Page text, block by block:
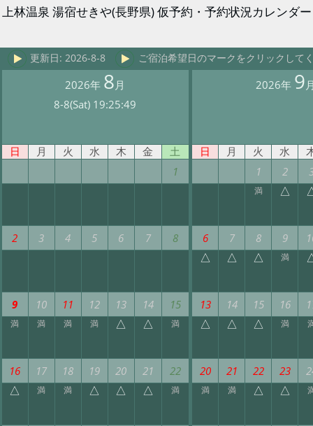
上林温泉 湯宿せきや(長野県) 仮予約・予約状況カレンダ
更新日: 2026-8-8 ご宿泊希望日のマークをクリックして
2026年 8月
8-8(Sat) 19:25:49
日 月 火 水 木 金 土
1
2 3 4 5 6 7 8
9 10 11 12 13 14 15
満 満 満 満 △ △ 満
16 17 18 19 20 21 22
△ 満 満 △ △ △ 満
2026年 9
日 月 火 水
1 2
満 △
6 7 8 9
△ △ △ 満
13 14 15 16
△ △ △ 満
20 21 22 23
満 満 △ △